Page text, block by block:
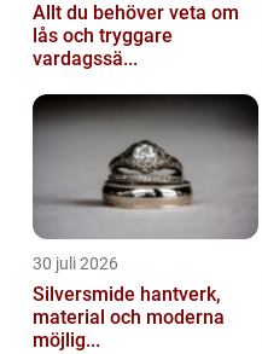
Allt du behöver veta om
lås och tryggare
vardagssä...
30 juli 2026
Silversmide hantverk,
material och moderna
möjlig...